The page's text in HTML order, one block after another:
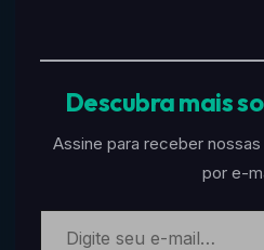
Descubra mais
Assine para receber
por e-
Digite seu e-mail…